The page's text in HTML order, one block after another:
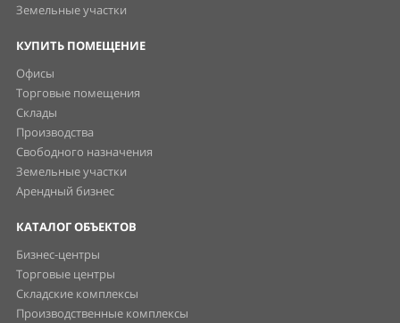
Земельные участки
КУПИТЬ ПОМЕЩЕНИЕ
Офисы
Торговые помещения
Склады
Производства
Свободного назначения
Земельные участки
Арендный бизнес
КАТАЛОГ ОБЪЕКТОВ
Бизнес-центры
Торговые центры
Складские комплексы
Производственные комплексы